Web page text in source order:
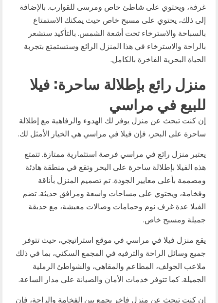
غرفة، ويحتوي على شاطئ خاص ومرسى للقوارب. بالإضافة
إلى ذلك، يحتوي على مسبح خاص حيث يمكنك الاستمتاع
بالسباحة والاسترخاء تحت أشعة الشمس. بالتأكيد ستشعر
بالراحة والاسترخاء في هذا المنزل الرائع وستستمتع بتجربة
الحياة البحرية الفاخرة بالكامل.
منزل رائع بإطلالة ساحرة: فيلا
للبيع في مراسي
إن كنت تبحث عن منزل يوفر لك الهدوء والرفاهية مع إطلالة
ساحرة على البحر، فإن فيلا في مراسي هي الخيار الأمثل لك.
يعتبر منزل رائع في مراسي فرصة استثمارية ممتازة. تتمتع
هذه الفيلا بإطلالة ساحرة على البحر وتقع في منطقة هادئة
ومصممة بأعلى معايير الجودة. تم تصميم المنزل بأناقة
وفخامة، ويحتوي على مساحات واسعة ومرافق حديثة. تضم
الفيلا عدة غرف نوم وحمامات وصالات معيشة، مع حديقة
جميلة ومسبح خاص.
يقع منزل فيلا في مراسي في موقع استراتيجي، حيث تتوفر
جميع وسائل الراحة والترفيه في المجمع السكني، بما في ذلك
ملاعب الجولف، المطاعم والمقاهي، والشواطئ الرملية
الجميلة. كما تتوفر خدمات الأمان والصيانة على مدار الساعة.
إن كنت تبحث عن منزل فاخر يجمع بين الفخامة والراحة، فإن